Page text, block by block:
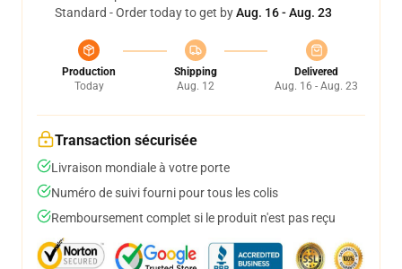
Standard - Order today to get byAug. 16 - Aug. 23
Production
Today
Shipping
Aug. 12
Delivered
Aug. 16 - Aug. 23
Transaction sécurisée
Livraison mondiale à votre porte
Numéro de suivi fourni pour tous les colis
Remboursement complet si le produit n'est pas reçu